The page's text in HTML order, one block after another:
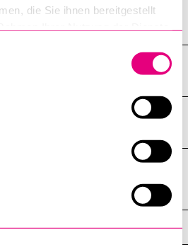
die Sie ihnen bereitgestellt
Informationstage